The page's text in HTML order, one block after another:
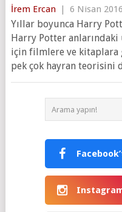
İrem Ercan 6 Nisan 2016
Yıllar boyunca Harry
Harry Potter anlarındaki
için filmlere ve kitaplara
pek çok hayran teorisini